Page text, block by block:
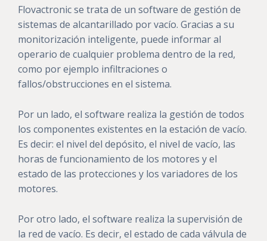
Flovactronic se trata de un software de gestión de
sistemas de alcantarillado por vacío. Gracias a su
monitorización inteligente, puede informar al
operario de cualquier problema dentro de la red,
como por ejemplo infiltraciones o
fallos/obstrucciones en el sistema.
Por un lado, el software realiza la gestión de todos
los componentes existentes en la estación de vacío.
Es decir: el nivel del depósito, el nivel de vacío, las
horas de funcionamiento de los motores y el
estado de las protecciones y los variadores de los
motores.
Por otro lado, el software realiza la supervisión de
la red de vacío. Es decir, el estado de cada válvula de